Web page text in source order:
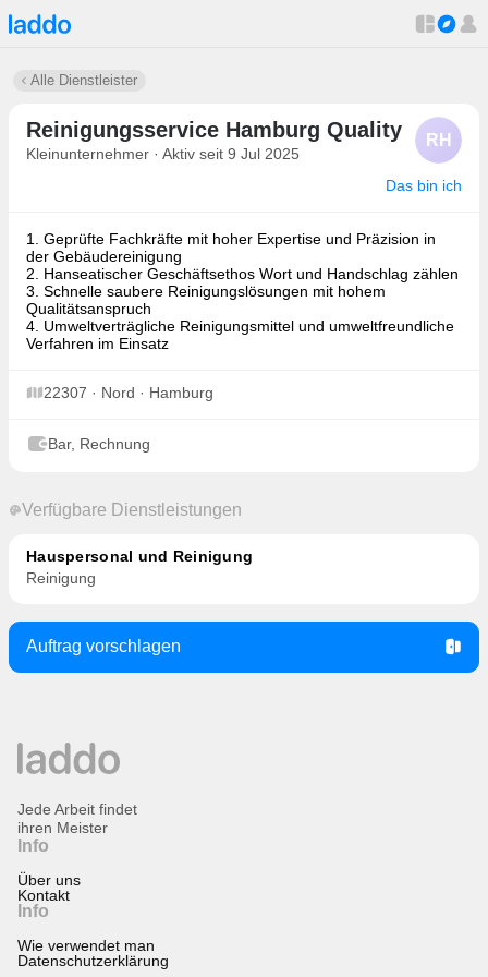
Alle Dienstleister
Reinigungsservice Hamburg Quality
Kleinunternehmer · Aktiv seit 9 Jul 2025
RH
Das bin ich
1. Geprüfte Fachkräfte mit hoher Expertise und Präzision in
der Gebäudereinigung
2. Hanseatischer Geschäftsethos Wort und Handschlag zählen
3. Schnelle saubere Reinigungslösungen mit hohem
Qualitätsanspruch
4. Umweltverträgliche Reinigungsmittel und umweltfreundliche
Verfahren im Einsatz
22307 · Nord · Hamburg
Bar, Rechnung
Verfügbare Dienstleistungen
Hauspersonal und Reinigung
Reinigung
Auftrag vorschlagen
Info
Über uns
Kontakt
Info
Wie verwendet man
Datenschutzerklärung
Jede Arbeit findet
ihren Meister